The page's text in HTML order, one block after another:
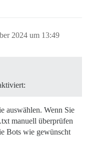
2024 um 13:49
auswählen. Wenn Sie
manuell überprüfen
Bots wie gewünscht